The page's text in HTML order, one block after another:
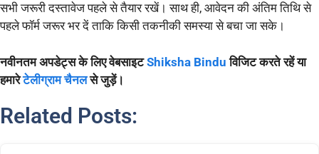
सभी जरूरी दस्तावेज पहले से तैयार रखें। साथ ही, आवेदन की अंतिम तिथि से
पहले फॉर्म जरूर भर दें ताकि किसी तकनीकी समस्या से बचा जा सके।
नवीनतम अपडेट्स के लिए वेबसाइटShiksha Bindu विजिट करते रहें या
हमारेटेलीग्राम चैनल से जुड़ें।
Related Posts: